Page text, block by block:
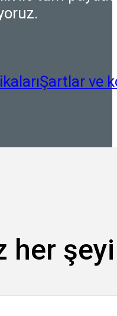
Şartlar ve
her